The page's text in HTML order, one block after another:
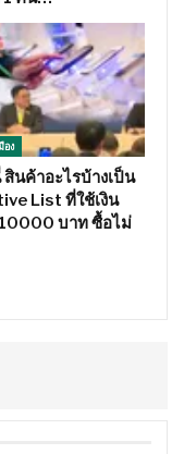
อง
สินค้าอะไรบ้างเป็น
List ที่ใช้เงิน
บาท ซื้อไม่